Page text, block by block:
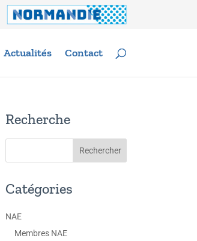
Actualités Contact
Recherche
Catégories
NAE
Membres NAE